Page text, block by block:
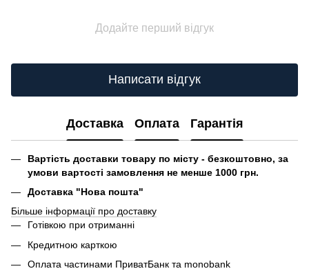
Додайте перший відгук
Написати відгук
Доставка Оплата Гарантія
Вартість доставки товару по місту - безкоштовно, за
умови вартості замовлення не менше 1000 грн.
Доставка "Нова пошта"
Більше інформації про доставку
Готівкою при отриманні
Кредитною карткою
Оплата частинами ПриватБанк та monobank